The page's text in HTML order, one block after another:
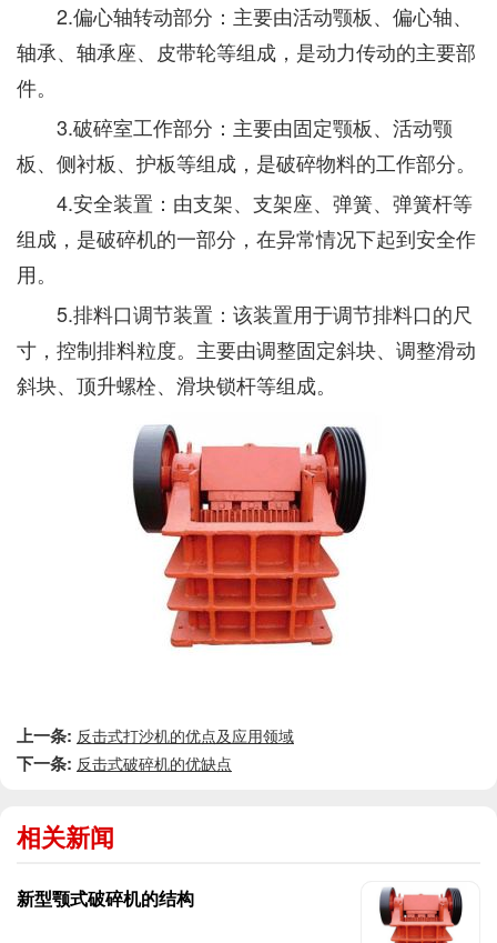
2.偏心轴转动部分：主要由活动颚板、偏心轴、
轴承、轴承座、皮带轮等组成，是动力传动的主要部
件。
3.破碎室工作部分：主要由固定颚板、活动颚
板、侧衬板、护板等组成，是破碎物料的工作部分。
4.安全装置：由支架、支架座、弹簧、弹簧杆等
组成，是破碎机的一部分，在异常情况下起到安全作
用。
5.排料口调节装置：该装置用于调节排料口的尺
寸，控制排料粒度。主要由调整固定斜块、调整滑动
斜块、顶升螺栓、滑块锁杆等组成。
上一条: 反击式打沙机的优点及应用领域
下一条: 反击式破碎机的优缺点
相关新闻
新型颚式破碎机的结构